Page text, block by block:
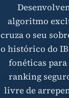
algoritmo
cruza o seu
o histórico do
fonéticas
ranking
livre de